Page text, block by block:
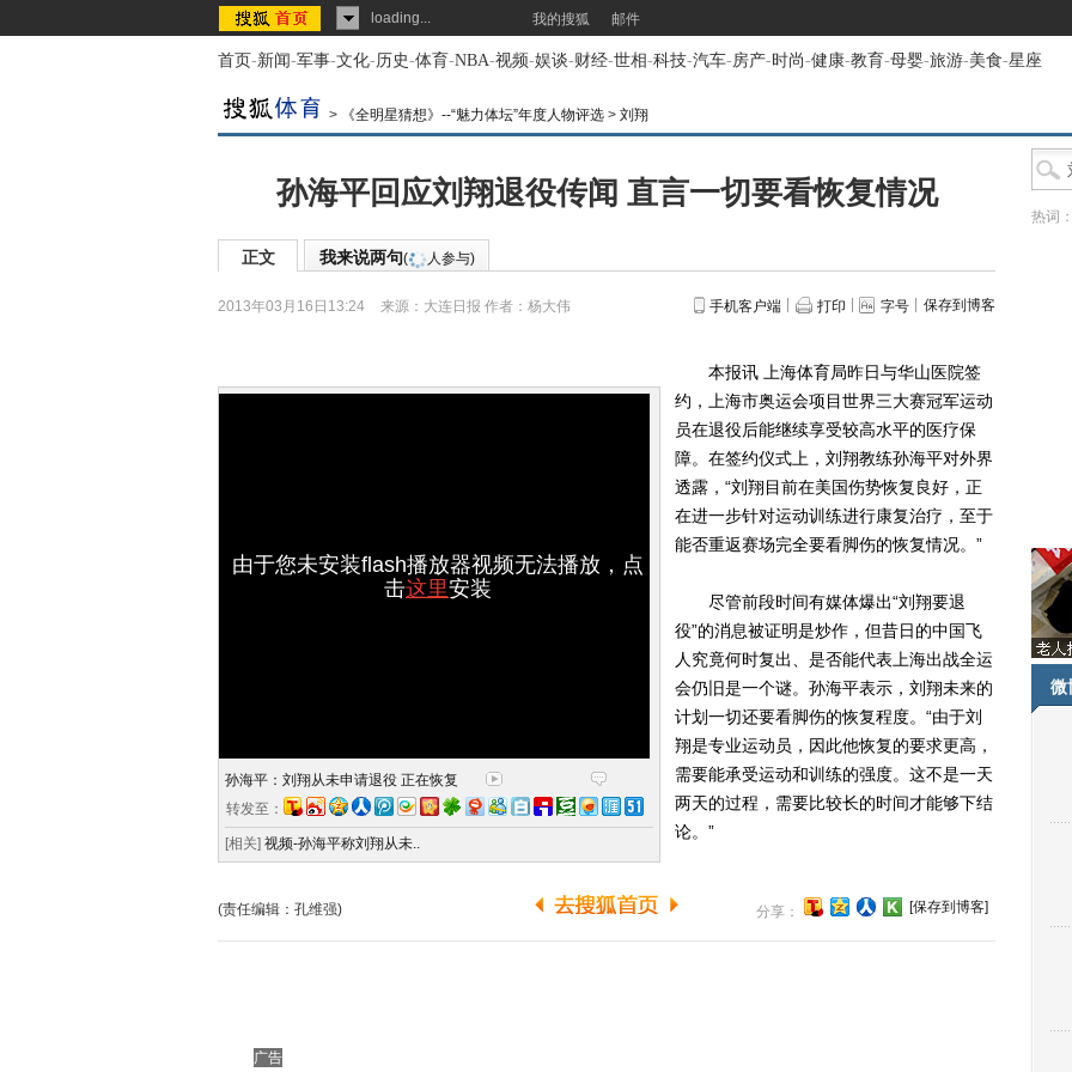
loading... 我的搜狐 邮件
首页-新闻-军事-文化-历史-体育-NBA-视频-娱谈-财经-世相-科技-汽车-房产-时尚-健康-教育-母婴-旅游-美食-星座
> 《全明星猜想》--“魅力体坛”年度人物评选 > 刘翔
孙海平回应刘翔退役传闻 直言一切要看恢复情况
正文 我来说两句( 人参与)
2013年03月16日13:24 来源： 大连日报 作者：杨大伟 手机客户端 打印 字号 保存到博客
由于您未安装flash播放器视频无法播放，点
击这里安装
孙海平：刘翔从未申请退役 正在恢复
转发至：
[相关] 视频-孙海平称刘翔从未..
本报讯 上海体育局昨日与华山医院签
约，上海市奥运会项目世界三大赛冠军运动
员在退役后能继续享受较高水平的医疗保
障。在签约仪式上，刘翔教练孙海平对外界
透露，“刘翔目前在美国伤势恢复良好，正
在进一步针对运动训练进行康复治疗，至于
能否重返赛场完全要看脚伤的恢复情况。”
尽管前段时间有媒体爆出“刘翔要退
役”的消息被证明是炒作，但昔日的中国飞
人究竟何时复出、是否能代表上海出战全运
会仍旧是一个谜。孙海平表示，刘翔未来的
计划一切还要看脚伤的恢复程度。“由于刘
翔是专业运动员，因此他恢复的要求更高，
需要能承受运动和训练的强度。这不是一天
两天的过程，需要比较长的时间才能够下结
论。”
(责任编辑：孔维强) 分享： [保存到博客]
广告
热词
微